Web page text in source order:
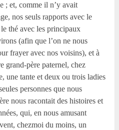
; et, comme il n’y avait
nos seuls rapports avec le
thé avec les principaux
(afin que l’on ne nous
frayer avec nos voisins), et à
grand-père paternel, chez
une tante et deux ou trois ladies
personnes que nous
nous racontait des histoires et
qui, en nous amusant
chezmoi du moins, un